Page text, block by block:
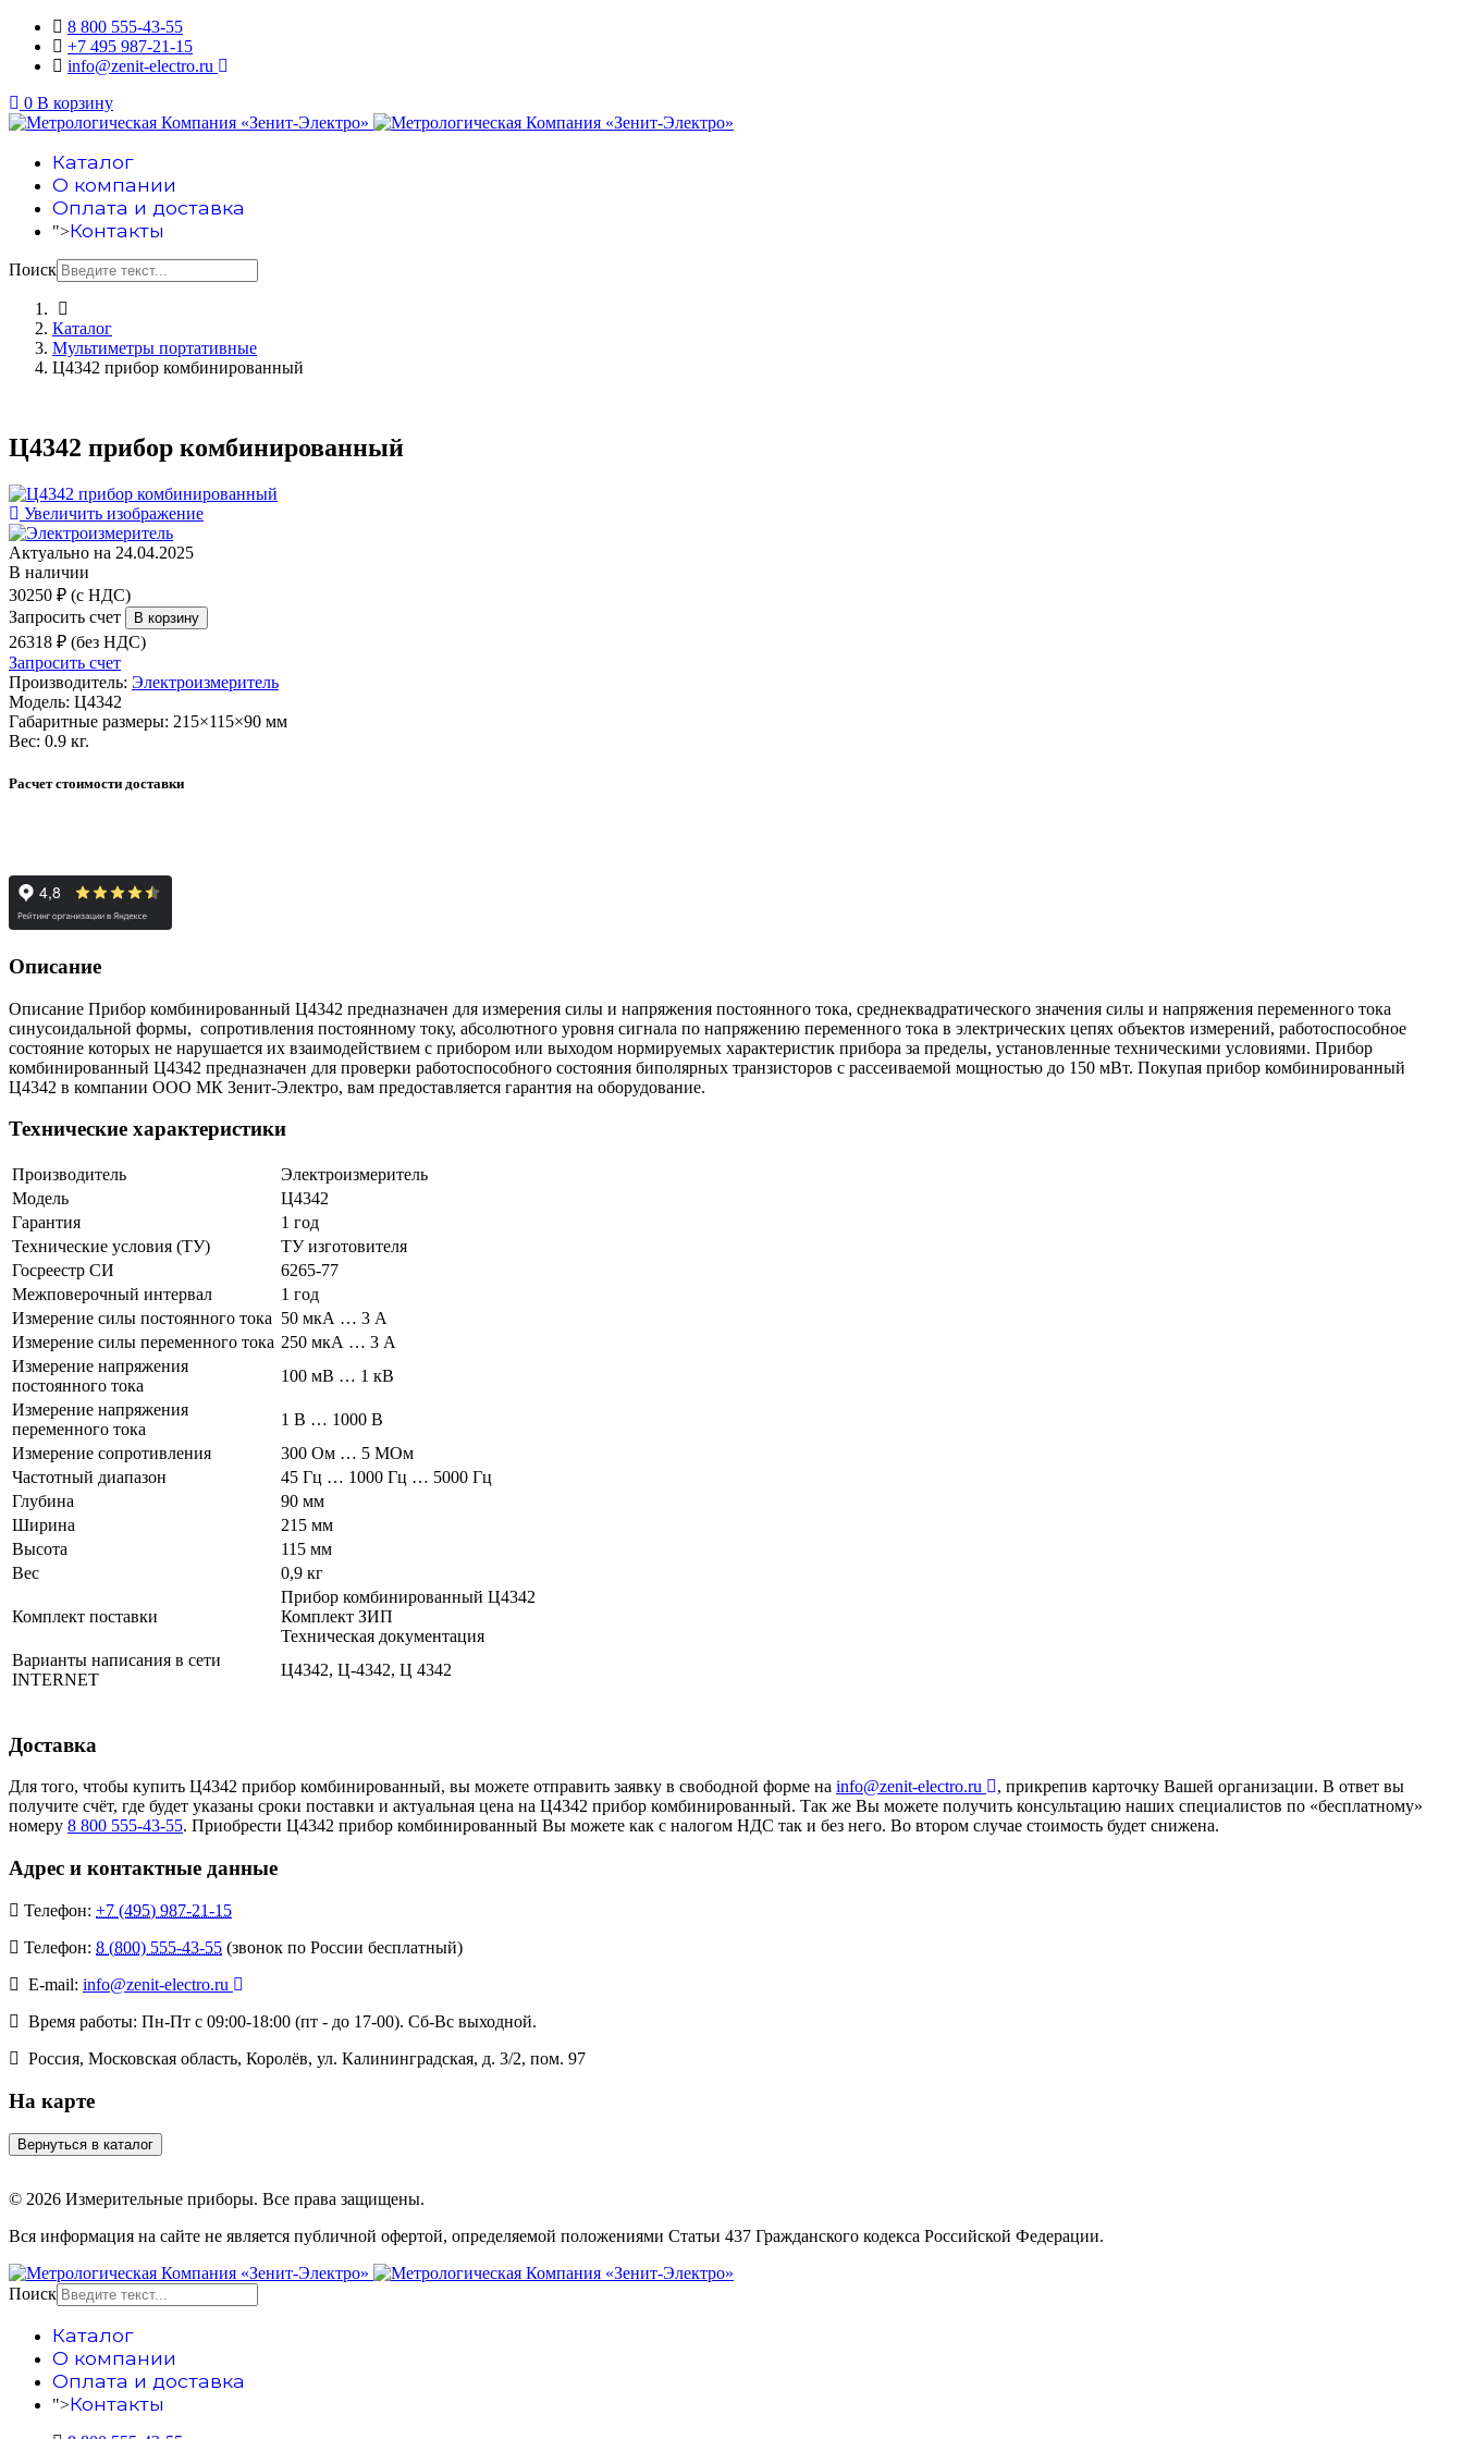
8 800 555-43-55
+7 495 987-21-15
info@zenit-electro.ru
0 В корзину
Каталог
О компании
Оплата и доставка
">Контакты
Поиск
Каталог
Мультиметры портативные
Ц4342 прибор комбинированный
Ц4342 прибор комбинированный
Увеличить изображение
Актуально на 24.04.2025
В наличии
30250 ₽ (с НДС)
Запросить счет
26318 ₽ (без НДС)
Запросить счет
Производитель: Электроизмеритель
Модель: Ц4342
Габаритные размеры: 215×115×90 мм
Вес: 0.9 кг.
Расчет стоимости доставки
Описание
Описание Прибор комбинированный Ц4342 предназначен для измерения силы и напряжения постоянного тока, среднеквадратического значения силы и напряжения переменного тока
синусоидальной формы, сопротивления постоянному току, абсолютного уровня сигнала по напряжению переменного тока в электрических цепях объектов измерений, работоспособное
состояние которых не нарушается их взаимодействием с прибором или выходом нормируемых характеристик прибора за пределы, установленные техническими условиями. Прибор
комбинированный Ц4342 предназначен для проверки работоспособного состояния биполярных транзисторов с рассеиваемой мощностью до 150 мВт. Покупая прибор комбинированный
Ц4342 в компании ООО МК Зенит-Электро, вам предоставляется гарантия на оборудование.
Технические характеристики
Производитель
Электроизмеритель
Модель
Ц4342
Гарантия
1 год
Технические условия (ТУ)
ТУ изготовителя
Госреестр СИ
6265-77
Межповерочный интервал
1 год
Измерение силы постоянного тока 50 мкА … 3 А
Измерение силы переменного тока 250 мкА … 3 А
Измерение напряжения
постоянного тока
100 мВ … 1 кВ
Измерение напряжения
переменного тока
1 В … 1000 В
Измерение сопротивления
300 Ом … 5 МОм
Частотный диапазон
45 Гц … 1000 Гц … 5000 Гц
Глубина
90 мм
Ширина
215 мм
Высота
115 мм
Вес
0,9 кг
Комплект поставки
Прибор комбинированный Ц4342
Комплект ЗИП
Техническая документация
Варианты написания в сети
INTERNET
Ц4342, Ц-4342, Ц 4342
Доставка
Для того, чтобы купить Ц4342 прибор комбинированный, вы можете отправить заявку в свободной форме на info@zenit-electro.ru
, прикрепив карточку Вашей организации. В ответ вы
получите счёт, где будет указаны сроки поставки и актуальная цена на Ц4342 прибор комбинированный. Так же Вы можете получить консультацию наших специалистов по «бесплатному»
номеру 8 800 555-43-55. Приобрести Ц4342 прибор комбинированный Вы можете как с налогом НДС так и без него. Во втором случае стоимость будет снижена.
Адрес и контактные данные
Телефон: +7 (495) 987-21-15
Телефон: 8 (800) 555-43-55 (звонок по России бесплатный)
E-mail: info@zenit-electro.ru
Время работы: Пн-Пт с 09:00-18:00 (пт - до 17-00). Сб-Вс выходной.
Россия, Московская область, Королёв, ул. Калининградская, д. 3/2, пом. 97
На карте
© 2026 Измерительные приборы. Все права защищены.
Вся информация на сайте не является публичной офертой, определяемой положениями Статьи 437 Гражданского кодекса Российской Федерации.
Поиск
Каталог
О компании
Оплата и доставка
">Контакты